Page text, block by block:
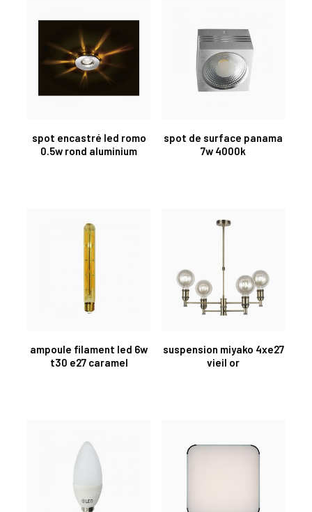
spot encastré led romo
0.5w rond aluminium
spot de surface panama
7w 4000k
ampoule filament led 6w
t30 e27 caramel
suspension miyako 4xe27
vieil or